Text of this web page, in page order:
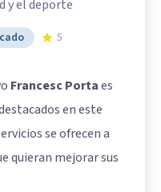
y el deporte
5
Francesc Portaes
en este
se ofrecen a
quieran mejorar sus